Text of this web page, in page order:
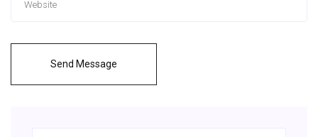
Send Message